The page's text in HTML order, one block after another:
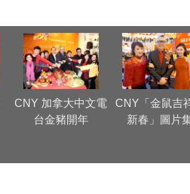
CNY 加拿大中文電
台金豬開年
CNY「金鼠吉
新春」圖片